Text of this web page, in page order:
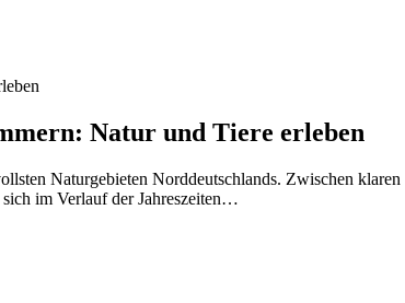
Natur und Tiere erleben
Naturgebieten Norddeutschlands. Zwischen
im Verlauf der Jahreszeiten…